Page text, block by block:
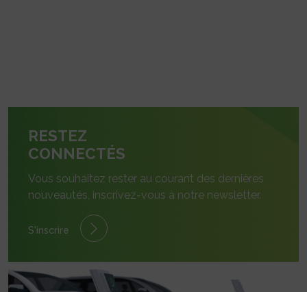
RESTEZ
CONNECTÉS
Vous souhaitez rester au courant des dernières
nouveautés, inscrivez-vous à notre newsletter.
S'inscrire